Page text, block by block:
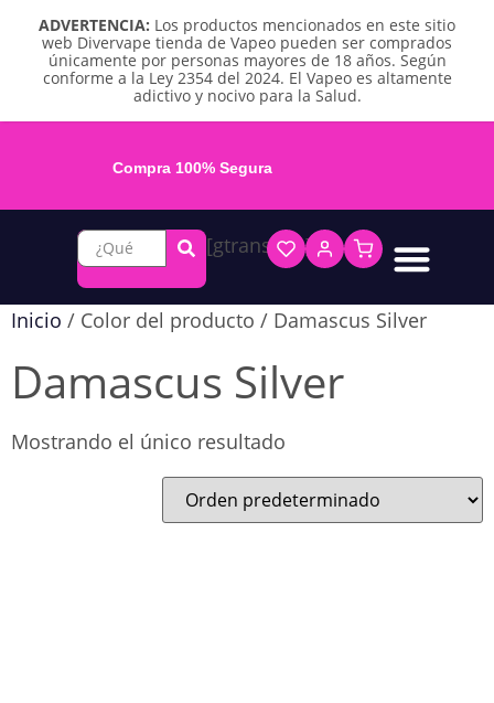
ADVERTENCIA: Los productos mencionados en este sitio
web Divervape tienda de Vapeo pueden ser comprados
únicamente por personas mayores de 18 años. Según
conforme a la Ley 2354 del 2024. El Vapeo es altamente
adictivo y nocivo para la Salud.
Compra 100% Segura
[gtranslate]
Inicio / Color del producto / Damascus Silver
Damascus Silver
Mostrando el único resultado